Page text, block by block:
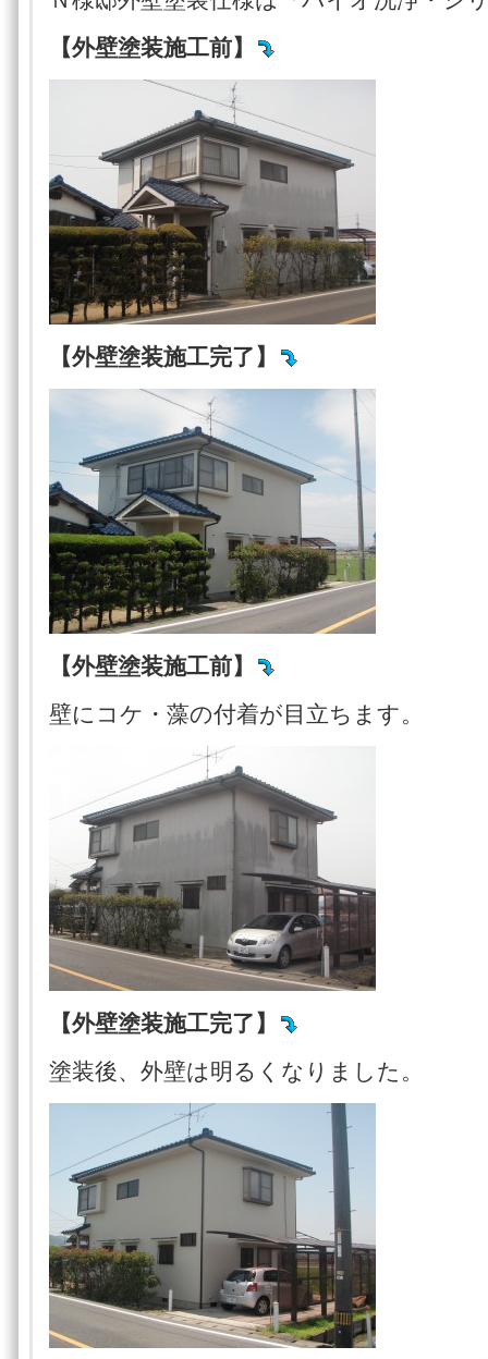
【外壁塗装施工前】
【外壁塗装施工完了】
【外壁塗装施工前】
壁にコケ・藻の付着が目立ちます。
【外壁塗装施工完了】
塗装後、外壁は明るくなりました。